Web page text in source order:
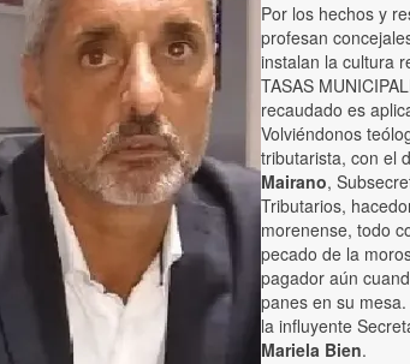
Por los hechos y
profesan
instalan la cultura
TASAS
recaudado es
Volviéndonos
tributarista, con el
Mairano,
Tributarios,
morenense, todo
pecado de la
pagador aún
panes en su
la influyente
Mariela Bien.